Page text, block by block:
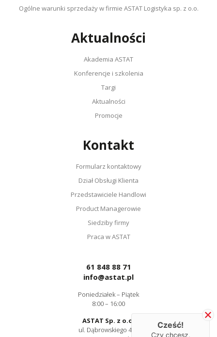
Ogólne warunki sprzedaży w firmie ASTAT Logistyka sp. z o.o.
Aktualności
Akademia ASTAT
Konferencje i szkolenia
Targi
Aktualności
Promocje
Kontakt
Formularz kontaktowy
Dział Obsługi Klienta
Przedstawiciele Handlowi
Product Managerowie
Siedziby firmy
Praca w ASTAT
61 848 88 71
info@astat.pl
Poniedziałek – Piątek
8:00 – 16:00
ASTAT Sp. z o.o.
ul. Dąbrowskiego 441
Cześć!
Czy chcesz,